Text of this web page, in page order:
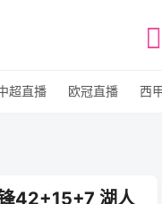
超直播 欧冠直播 西
42+15+7 湖人